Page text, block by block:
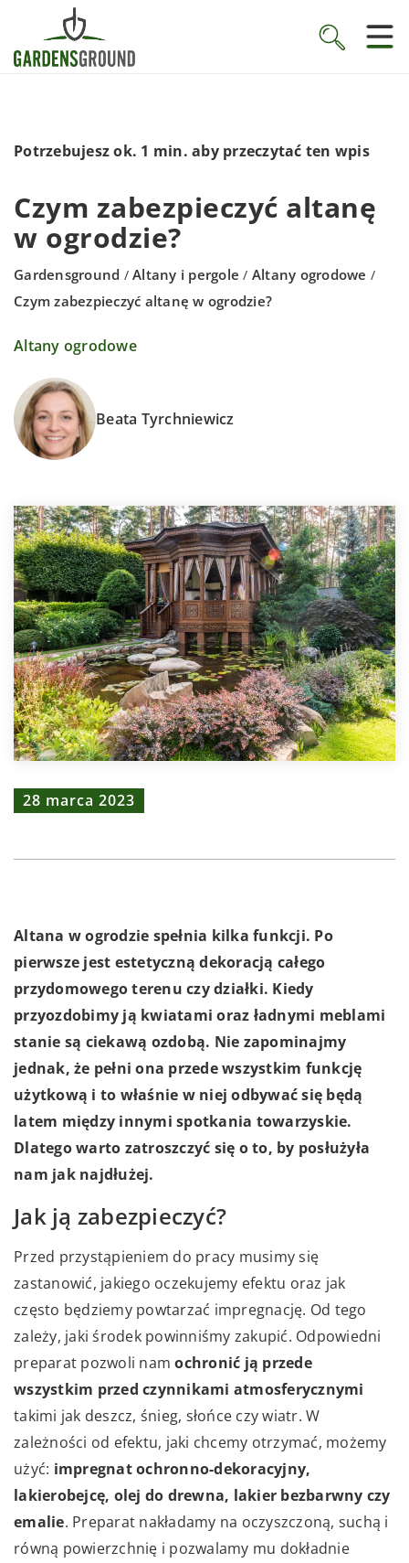
Potrzebujesz ok. 1 min. aby przeczytać ten wpis
Czym zabezpieczyć altanę
w ogrodzie?
Gardensground / Altany i pergole / Altany ogrodowe /
Czym zabezpieczyć altanę w ogrodzie?
Altany ogrodowe
Beata Tyrchniewicz
28 marca 2023
Altana w ogrodzie spełnia kilka funkcji. Po
pierwsze jest estetyczną dekoracją całego
przydomowego terenu czy działki. Kiedy
przyozdobimy ją kwiatami oraz ładnymi meblami
stanie są ciekawą ozdobą. Nie zapominajmy
jednak, że pełni ona przede wszystkim funkcję
użytkową i to właśnie w niej odbywać się będą
latem między innymi spotkania towarzyskie.
Dlatego warto zatroszczyć się o to, by posłużyła
nam jak najdłużej.
Jak ją zabezpieczyć?
Przed przystąpieniem do pracy musimy się
zastanowić, jakiego oczekujemy efektu oraz jak
często będziemy powtarzać impregnację. Od tego
zależy, jaki środek powinniśmy zakupić. Odpowiedni
preparat pozwoli namochronić ją przede
wszystkim przed czynnikami atmosferycznymi
takimi jak deszcz, śnieg, słońce czy wiatr. W
zależności od efektu, jaki chcemy otrzymać, możemy
użyć: impregnat ochronno-dekoracyjny,
lakierobejcę, olej do drewna, lakier bezbarwny czy
emalie. Preparat nakładamy na oczyszczoną, suchą i
równą powierzchnię i pozwalamy mu dokładnie